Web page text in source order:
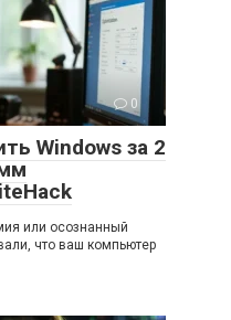
0
Windows за 2
или осознанный
что ваш компьютер